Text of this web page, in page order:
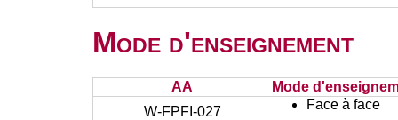
Mode d'enseignement
AA
Mode
W-FPFI-027
Face à face